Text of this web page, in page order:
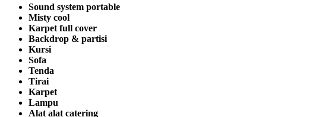
Sound system portable
Misty cool
Karpet full cover
Backdrop & partisi
Kursi
Sofa
Tenda
Tirai
Karpet
Lampu
Alat alat catering